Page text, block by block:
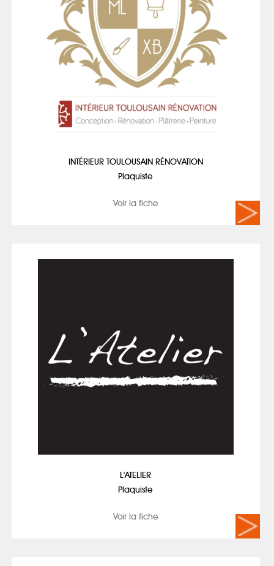
INTÉRIEUR TOULOUSAIN RÉNOVATION
Plaquiste
Voir la fiche
L'ATELIER
Plaquiste
Voir la fiche